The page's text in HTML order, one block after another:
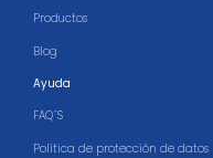
Productos
Blog
Ayuda
FAQ´S
Política de protección de datos